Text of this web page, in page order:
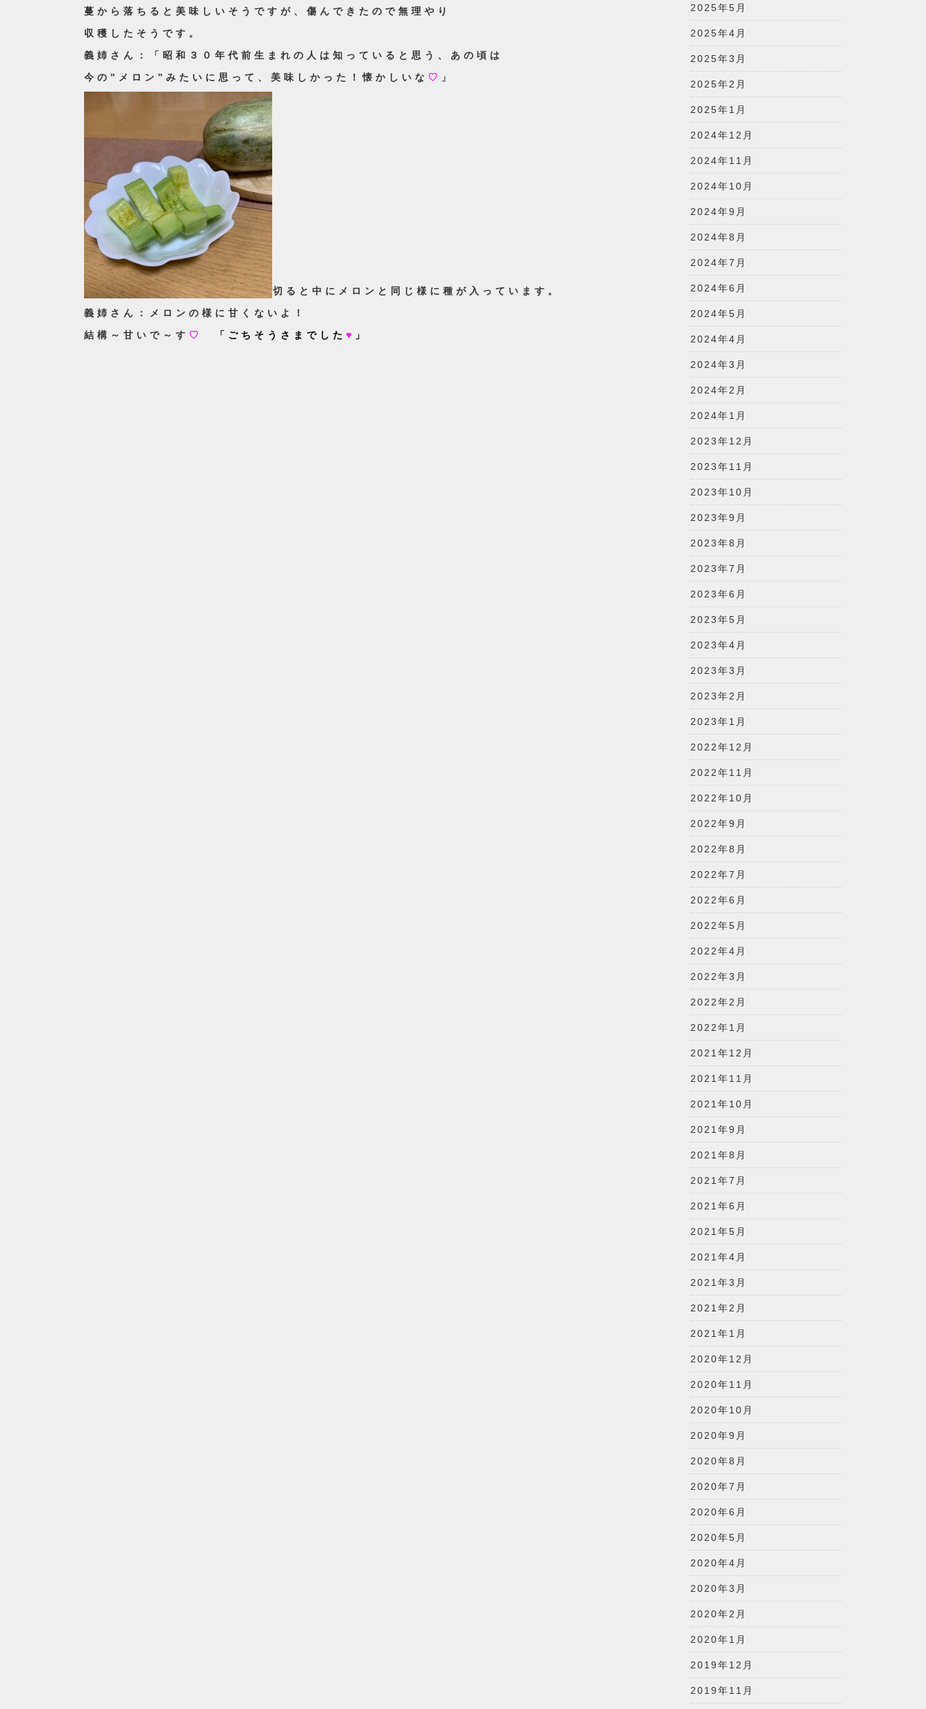
蔓から落ちると美味しいそうですが、傷んできたので無理やり
収穫したそうです。
義姉さん：「昭和３０年代前生まれの人は知っていると思う、あの頃は
今の”メロン”みたいに思って、美味しかった！懐かしいな ♡ 」
切ると中にメロンと同じ様に種が入っています。
義姉さん：メロンの様に甘くないよ！
結構～甘いで～す ♡ 「ごちそうさまでした ♥ 」
2025年5月
2025年4月
2025年3月
2025年2月
2025年1月
2024年12月
2024年11月
2024年10月
2024年9月
2024年8月
2024年7月
2024年6月
2024年5月
2024年4月
2024年3月
2024年2月
2024年1月
2023年12月
2023年11月
2023年10月
2023年9月
2023年8月
2023年7月
2023年6月
2023年5月
2023年4月
2023年3月
2023年2月
2023年1月
2022年12月
2022年11月
2022年10月
2022年9月
2022年8月
2022年7月
2022年6月
2022年5月
2022年4月
2022年3月
2022年2月
2022年1月
2021年12月
2021年11月
2021年10月
2021年9月
2021年8月
2021年7月
2021年6月
2021年5月
2021年4月
2021年3月
2021年2月
2021年1月
2020年12月
2020年11月
2020年10月
2020年9月
2020年8月
2020年7月
2020年6月
2020年5月
2020年4月
2020年3月
2020年2月
2020年1月
2019年12月
2019年11月